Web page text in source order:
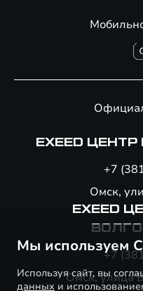
EXEED
+7
Омск,
EXEED
+7
Омск, улица
Мы используем
Используя сайт, вы
данных и